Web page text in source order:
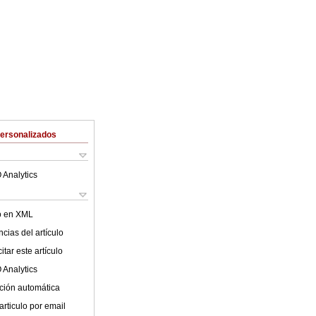
Analytics
en XML
del artículo
este artículo
Analytics
automática
por email